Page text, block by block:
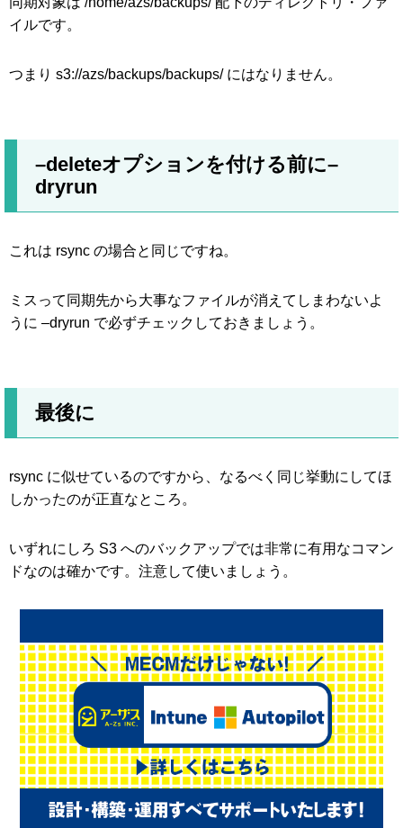
イルです。
つまり s3://azs/backups/backups/ にはなりません。
–deleteオプションを付ける前に–
dryrun
これは rsync の場合と同じですね。
ミスって同期先から大事なファイルが消えてしまわないよ
うに –dryrun で必ずチェックしておきましょう。
最後に
rsync に似せているのですから、なるべく同じ挙動にしてほ
しかったのが正直なところ。
いずれにしろ S3 へのバックアップでは非常に有用なコマン
ドなのは確かです。注意して使いましょう。